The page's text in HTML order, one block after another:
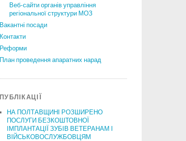
Веб-сайти органів управління
регіональної структури МОЗ
Вакантні посади
Контакти
Реформи
План проведення апаратних нарад
ПУБЛІКАЦІЇ
НА ПОЛТАВЩИНІ РОЗШИРЕНО
ПОСЛУГИ БЕЗКОШТОВНОЇ
ІМПЛАНТАЦІЇ ЗУБІВ ВЕТЕРАНАМ І
ВІЙСЬКОВОСЛУЖБОВЦЯМ